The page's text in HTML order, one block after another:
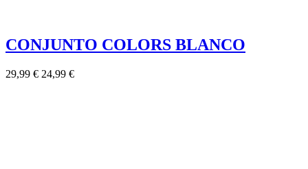
CONJUNTO COLORS BLANCO
29,99 € 24,99 €